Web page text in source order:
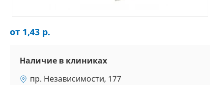
от 1,43 р.
Наличие в клиниках
пр. Независимости, 177